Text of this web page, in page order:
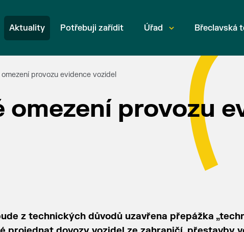
Aktuality Potřebuji zařídit Úřad Břeclavská
provozu evidence vozidel
omezení provozu
z technických důvodů uzavřena přepážka